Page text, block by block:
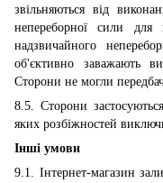
звільняються від
непереборної сили для
надзвичайного
об'єктивно заважають
Сторони не могли
8.5. Сторони
яких розбіжностей
Інші умови
9.1. Інтернет-магазин